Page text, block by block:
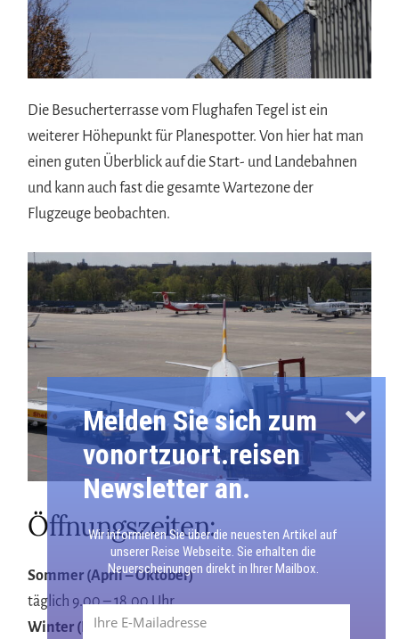
Die Besucherterrasse vom Flughafen Tegel ist ein
weiterer Höhepunkt für Planespotter. Von hier hat man
einen guten Überblick auf die Start- und Landebahnen
und kann auch fast die gesamte Wartezone der
Flugzeuge beobachten.
Öffnungszeiten:
Sommer (April – Oktober)
täglich 9.00 – 18.00 Uhr
Winter (Ende Oktober bis Ende März)
Melden Sie sich zum
vonortzuort.reisen
Newsletter an.
Wir informieren Sie über die neuesten Artikel auf
unserer Reise Webseite. Sie erhalten die
Neuerscheinungen direkt in Ihrer Mailbox.